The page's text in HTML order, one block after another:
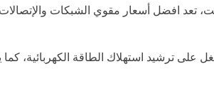
افضل أسعار مقوي الشبكات والإتصالات
ترشيد استهلاك الطاقة الكهربائية،